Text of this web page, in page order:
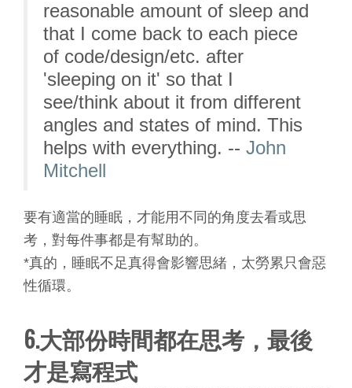
reasonable amount of sleep and
that I come back to each piece
of code/design/etc. after
'sleeping on it' so that I
see/think about it from different
angles and states of mind. This
helps with everything. -- John
Mitchell
要有適當的睡眠，才能用不同的角度去看或思
考，對每件事都是有幫助的。
*真的，睡眠不足真得會影響思緒，太勞累只會惡
性循環。
6.大部份時間都在思考，最後
才是寫程式